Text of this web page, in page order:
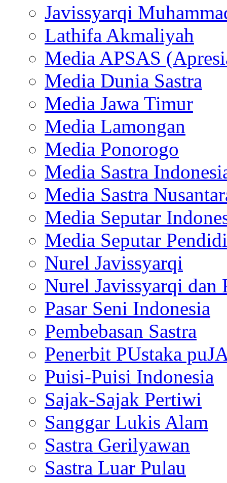
Javissyarqi
Lathifa Akmaliyah
Media APSAS
Media Dunia Sastra
Media Jawa Timur
Media Lamongan
Media Ponorogo
Media Sastra
Media Sastra
Media Seputar
Media Seputar
Nurel Javissyarqi
Nurel Javissyarqi dan
Pasar Seni Indonesia
Pembebasan Sastra
Penerbit PUstaka
Puisi-Puisi Indonesia
Sajak-Sajak Pertiwi
Sanggar Lukis Alam
Sastra Gerilyawan
Sastra Luar Pulau